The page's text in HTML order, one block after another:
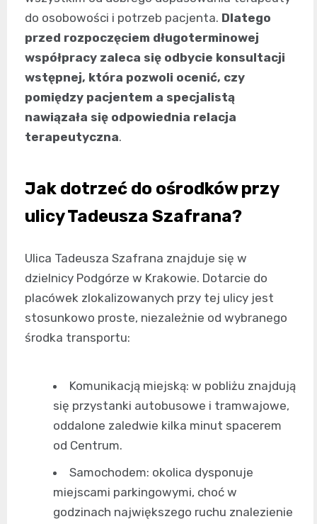
do osobowości i potrzeb pacjenta. Dlatego
przed rozpoczęciem długoterminowej
współpracy zaleca się odbycie konsultacji
wstępnej, która pozwoli ocenić, czy
pomiędzy pacjentem a specjalistą
nawiązała się odpowiednia relacja
terapeutyczna.
Jak dotrzeć do ośrodków przy
ulicy Tadeusza Szafrana?
Ulica Tadeusza Szafrana znajduje się w
dzielnicy Podgórze w Krakowie. Dotarcie do
placówek zlokalizowanych przy tej ulicy jest
stosunkowo proste, niezależnie od wybranego
środka transportu:
Komunikacją miejską: w pobliżu znajdują
się przystanki autobusowe i tramwajowe,
oddalone zaledwie kilka minut spacerem
od Centrum.
Samochodem: okolica dysponuje
miejscami parkingowymi, choć w
godzinach największego ruchu znalezienie